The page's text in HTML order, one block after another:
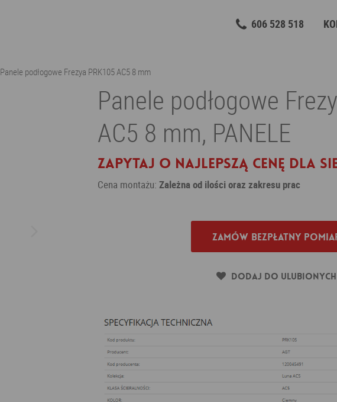
606 528 518
Panele podłogowe Frezya PRK105 AC5 8 mm
Panele podłogowe
AC5 8 mm, PANELE
Zapytaj o najlepszą cenę dla
Cena montażu: Zależna od ilości oraz zakresu prac
Zamów bezpłatny
Dodaj do ulubionych